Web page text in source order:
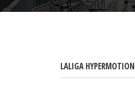
LALIGA HYPERMOTION